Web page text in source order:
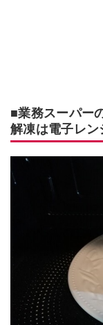
■業務スーパー
解凍は電子レ